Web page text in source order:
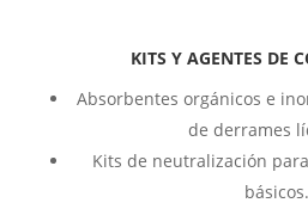
KITS Y AGENTES DE
Absorbentes orgánicos e
de derrames
Kits de neutralización
básicos.